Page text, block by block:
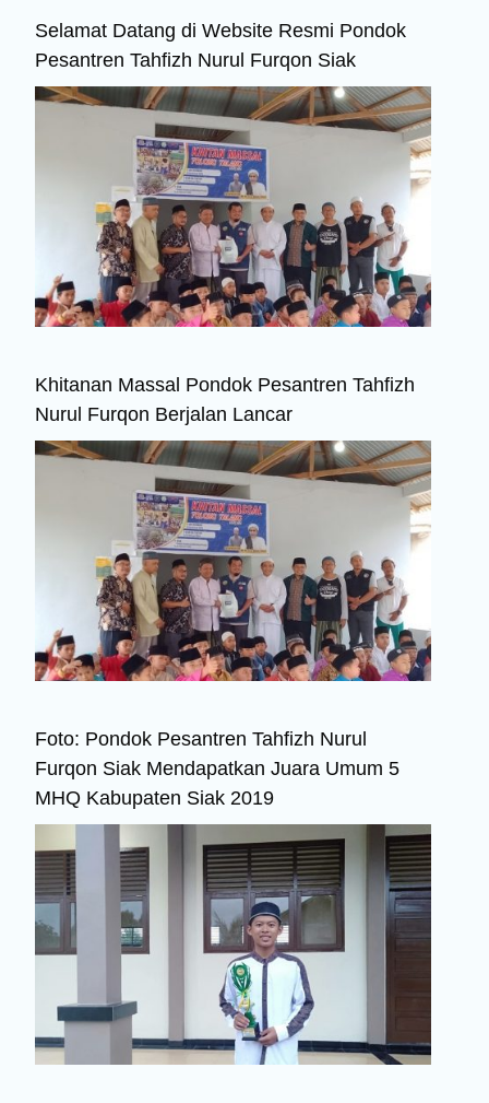
Selamat Datang di Website Resmi Pondok
Pesantren Tahfizh Nurul Furqon Siak
Khitanan Massal Pondok Pesantren Tahfizh
Nurul Furqon Berjalan Lancar
Foto: Pondok Pesantren Tahfizh Nurul
Furqon Siak Mendapatkan Juara Umum 5
MHQ Kabupaten Siak 2019